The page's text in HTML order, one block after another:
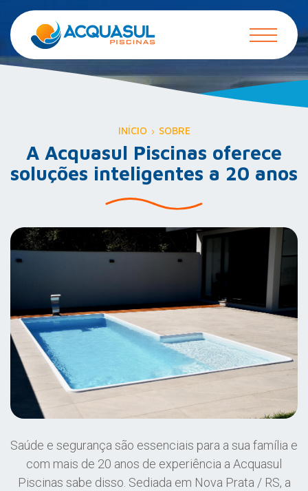
INÍCIO SOBRE
A Acquasul Piscinas oferece
soluções inteligentes a 20 anos
Saúde e segurança são essenciais para a sua família e
com mais de 20 anos de experiência a Acquasul
Piscinas sabe disso. Sediada em Nova Prata / RS, a